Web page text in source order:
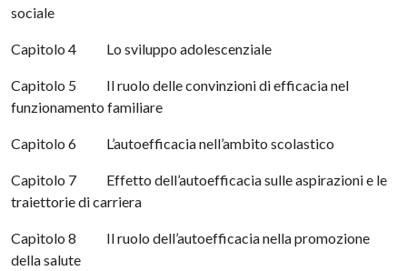
sociale
Capitolo 4 Lo sviluppo adolescenziale
Capitolo 5 Il ruolo delle convinzioni di efficacia nel
funzionamento familiare
Capitolo 6 L’autoefficacia nell’ambito scolastico
Capitolo 7 Effetto dell’autoefficacia sulle aspirazioni e le
traiettorie di carriera
Capitolo 8 Il ruolo dell’autoefficacia nella promozione
della salute